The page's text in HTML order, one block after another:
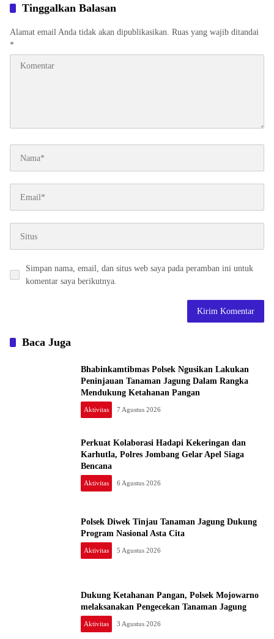
Tinggalkan Balasan
Alamat email Anda tidak akan dipublikasikan. Ruas yang wajib ditandai
*
Simpan nama, email, dan situs web saya pada peramban ini untuk
komentar saya berikutnya.
Baca Juga
Bhabinkamtibmas Polsek Ngusikan Lakukan
Peninjauan Tanaman Jagung Dalam Rangka
Mendukung Ketahanan Pangan
Aktivitas 7 Agustus 2026
Perkuat Kolaborasi Hadapi Kekeringan dan
Karhutla, Polres Jombang Gelar Apel Siaga
Bencana
Aktivitas 6 Agustus 2026
Polsek Diwek Tinjau Tanaman Jagung Dukung
Program Nasional Asta Cita
Aktivitas 5 Agustus 2026
Dukung Ketahanan Pangan, Polsek Mojowarno
melaksanakan Pengecekan Tanaman Jagung
Aktivitas 3 Agustus 2026